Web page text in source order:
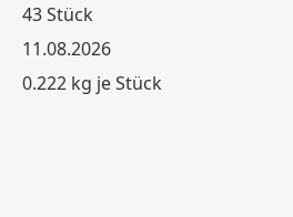
43Stück
11.08.2026
0.222 kg je Stück